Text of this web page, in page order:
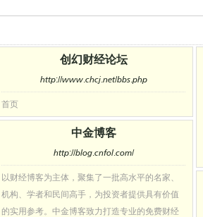
创幻财经论坛
http://www.chcj.net/bbs.php
首页
中金博客
http://blog.cnfol.com/
以财经博客为主体，聚集了一批高水平的名家、
机构、学者和民间高手，为投资者提供具有价值
的实用参考。中金博客致力打造专业的免费财经